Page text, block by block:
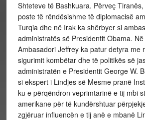
Shteteve të Bashkuara. Përveç
poste të rëndësishme të diplomacisë
Turqia dhe në Irak ka shërbyer si
administratës së Presidentit Obama.
Ambasadori Jeffrey ka patur detyra me
sigurimit kombëtar dhe të politikës së
administratën e Presidentit George W.
si ekspert i Lindjes së Mesme pranë
ku e përqëndron veprimtarinë e tij mbi
amerikane për të kundërshtuar
zgjëruar influencën e tij anë e mbanë